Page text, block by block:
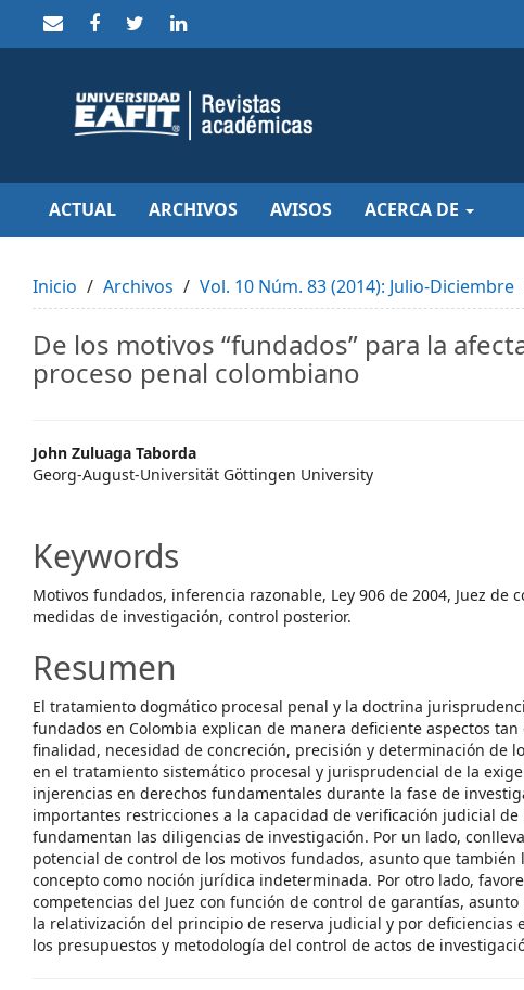
to
Main
Navigation
Content
Sidebar
ACTUAL ARCHIVOS AVISOS ACERCA DE
Inicio Archivos Vol. 10 Núm. 83 (2014): Julio-Diciembre
De los motivos “fundados” para la
proceso penal colombiano
Main
Article
John Zuluaga Taborda
Georg-August-Universität Göttingen University
Keywords
Motivos fundados, inferencia razonable, Ley 906 de 2004, Juez de
medidas de investigación, control posterior.
Resumen
El tratamiento dogmático procesal penal y la doctrina
fundados en Colombia explican de manera deficiente aspectos tan
finalidad, necesidad de concreción, precisión y determinación de
en el tratamiento sistemático procesal y jurisprudencial de la
injerencias en derechos fundamentales durante la fase de
importantes restricciones a la capacidad de verificación judicial de
fundamentan las diligencias de investigación. Por un lado,
potencial de control de los motivos fundados, asunto que también
concepto como noción jurídica indeterminada. Por otro lado,
competencias del Juez con función de control de garantías,
la relativización del principio de reserva judicial y por deficiencias
los presupuestos y metodología del control de actos de